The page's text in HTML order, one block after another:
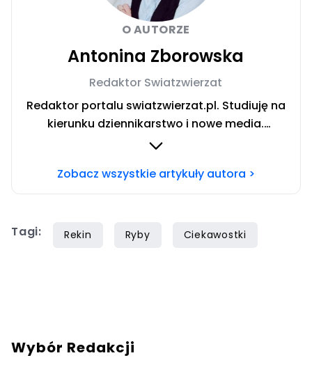
O AUTORZE
Antonina Zborowska
Redaktor Swiatzwierzat
Redaktor portalu swiatzwierzat.pl. Studiuję na
kierunku dziennikarstwo i nowe media.
Interesują mnie sprawy społeczne i wydarzenia
stale szkolącą się w tematyce zachowania
Lukier i kota bez ogona zwanego Ryszardem.
Zobacz wszystkie artykuły autora >
Tagi: Rekin Ryby Ciekawostki
Wybór Redakcji